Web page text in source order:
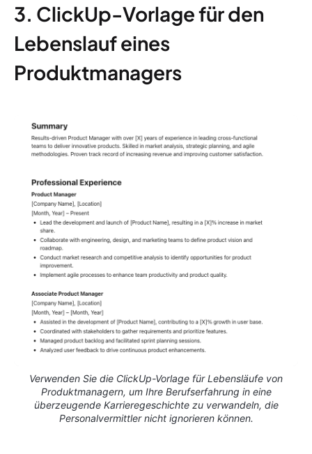
3. ClickUp-Vorlage für den
Lebenslauf eines
Produktmanagers
Verwenden Sie die ClickUp-Vorlage für Lebensläufe von
Produktmanagern, um Ihre Berufserfahrung in eine
überzeugende Karrieregeschichte zu verwandeln, die
Personalvermittler nicht ignorieren können.